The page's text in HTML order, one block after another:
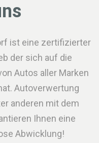
ist eine zertifizierter
der sich auf die
Autos aller Marken
Autoverwertung
anderen mit dem
Ihnen eine
Abwicklung!